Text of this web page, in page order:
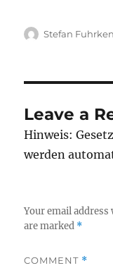
Author
Stefan Fuhrken
Leave a
Hinweis:
werden
Your email
are marked *
COMMENT *